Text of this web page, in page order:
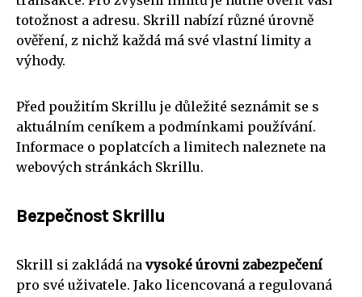
totožnost a adresu. Skrill nabízí různé úrovně
ověření, z nichž každá má své vlastní limity a
výhody.
Před použitím Skrillu je důležité seznámit se s
aktuálním ceníkem a podmínkami používání.
Informace o poplatcích a limitech naleznete na
webových stránkách Skrillu.
Bezpečnost Skrillu
Skrill si zakládá na vysoké úrovni zabezpečení
pro své uživatele. Jako licencovaná a regulovaná